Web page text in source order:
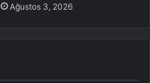
Ağustos 3, 2026